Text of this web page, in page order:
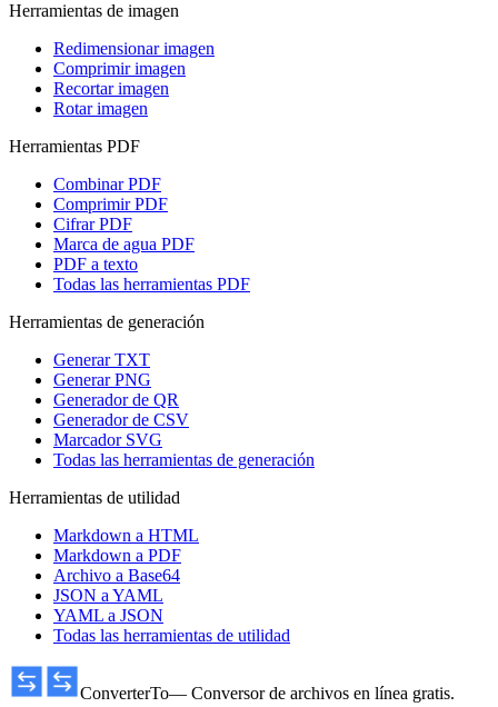
Herramientas de imagen
Redimensionar imagen
Comprimir imagen
Recortar imagen
Rotar imagen
Herramientas PDF
Combinar PDF
Comprimir PDF
Cifrar PDF
Marca de agua PDF
PDF a texto
Todas las herramientas PDF
Herramientas de generación
Generar TXT
Generar PNG
Generador de QR
Generador de CSV
Marcador SVG
Todas las herramientas de generación
Herramientas de utilidad
Markdown a HTML
Markdown a PDF
Archivo a Base64
JSON a YAML
YAML a JSON
Todas las herramientas de utilidad
ConverterTo— Conversor de archivos en línea gratis.